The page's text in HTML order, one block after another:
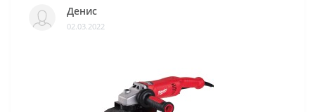
Денис
02.03.2022